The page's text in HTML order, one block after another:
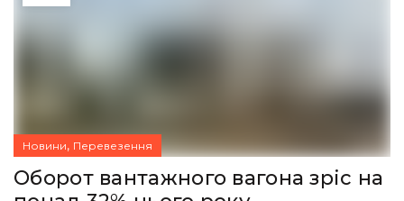
Новини, Перевезення
Оборот вантажного вагона зріс на